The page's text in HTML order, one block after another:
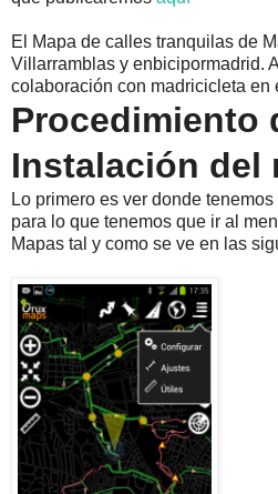
El Mapa de calles tranquilas de
Villarramblas y enbicipormadrid.
colaboración con madricicleta en
Procedimiento
Instalación del
Lo primero es ver donde
para lo que tenemos que ir al
Mapas tal y como se ve en las